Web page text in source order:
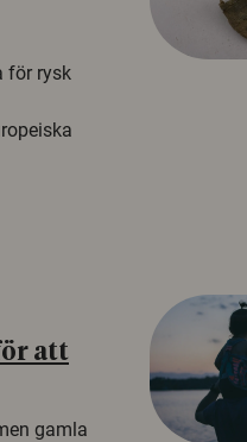
för rysk
att
gamla